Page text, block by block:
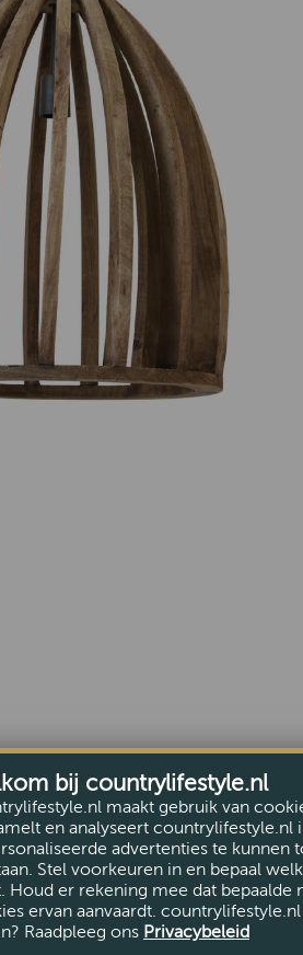
bij countrylifestyle.nl
maakt gebruik van
en analyseert
advertenties te kunnen
Stel voorkeuren in en bepaal
Houd er rekening mee dat bepaalde
ervan aanvaardt.
Raadpleeg ons Privacybeleid